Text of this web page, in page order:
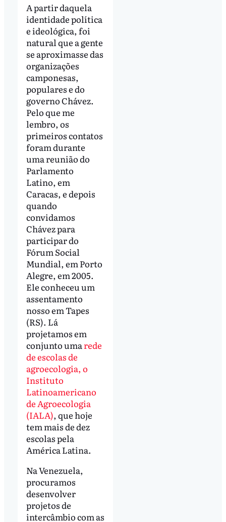
A partir daquela
identidade política
e ideológica, foi
natural que a gente
se aproximasse das
organizações
camponesas,
populares e do
governo Chávez.
Pelo que me
lembro, os
primeiros contatos
foram durante
uma reunião do
Parlamento
Latino, em
Caracas, e depois
quando
convidamos
Chávez para
participar do
Fórum Social
Mundial, em Porto
Alegre, em 2005.
Ele conheceu um
assentamento
nosso em Tapes
(RS). Lá
projetamos em
conjunto uma rede
de escolas de
agroecologia, o
Instituto
Latinoamericano
de Agroecologia
(IALA), que hoje
tem mais de dez
escolas pela
América Latina.
Na Venezuela,
procuramos
desenvolver
projetos de
intercâmbio com as